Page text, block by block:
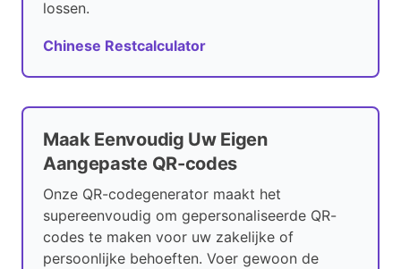
lossen.
Chinese Restcalculator
Maak Eenvoudig Uw Eigen
Aangepaste QR-codes
Onze QR-codegenerator maakt het
supereenvoudig om gepersonaliseerde QR-
codes te maken voor uw zakelijke of
persoonlijke behoeften. Voer gewoon de